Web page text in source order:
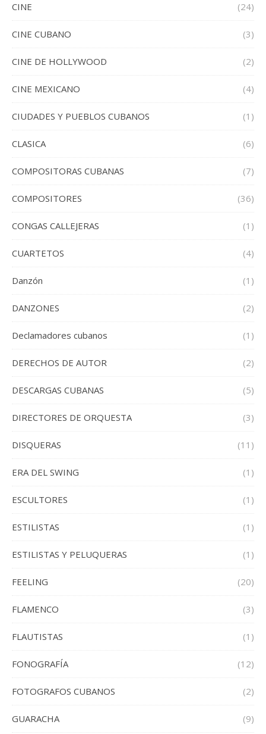
CINE (24)
CINE CUBANO (3)
CINE DE HOLLYWOOD (2)
CINE MEXICANO (4)
CIUDADES Y PUEBLOS CUBANOS (1)
CLASICA (6)
COMPOSITORAS CUBANAS (7)
COMPOSITORES (36)
CONGAS CALLEJERAS (1)
CUARTETOS (4)
Danzón (1)
DANZONES (2)
Declamadores cubanos (1)
DERECHOS DE AUTOR (2)
DESCARGAS CUBANAS (5)
DIRECTORES DE ORQUESTA (3)
DISQUERAS (11)
ERA DEL SWING (1)
ESCULTORES (1)
ESTILISTAS (1)
ESTILISTAS Y PELUQUERAS (1)
FEELING (20)
FLAMENCO (3)
FLAUTISTAS (1)
FONOGRAFÍA (12)
FOTOGRAFOS CUBANOS (2)
GUARACHA (9)